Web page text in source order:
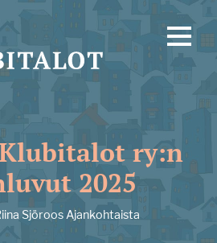
ry:n
2025
SjöroosAjankohtaista